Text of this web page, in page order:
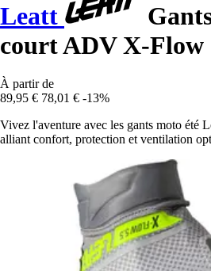
Leatt
court ADV X-Flow
À partir de
89,95 € 78,01 € -13%
Vivez l'aventure avec les gants moto
alliant confort, protection et ventilation